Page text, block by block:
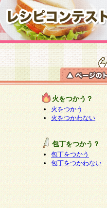
火をつかう？
火をつかう
火をつかわない
包丁をつかう？
包丁をつかう
包丁をつかわない